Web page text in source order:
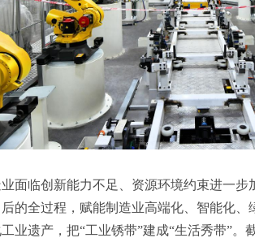
面临创新能力不足、资源环境约束进一
的全过程，赋能制造业高端化、智能化
业遗产，把“工业锈带”建成“生活秀带”。